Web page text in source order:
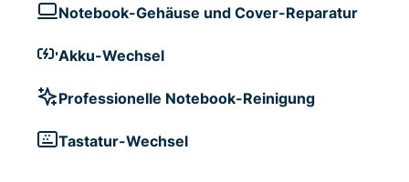
Notebook-Gehäuse und Cover-Reparatur
Akku-Wechsel
Professionelle Notebook-Reinigung
Tastatur-Wechsel